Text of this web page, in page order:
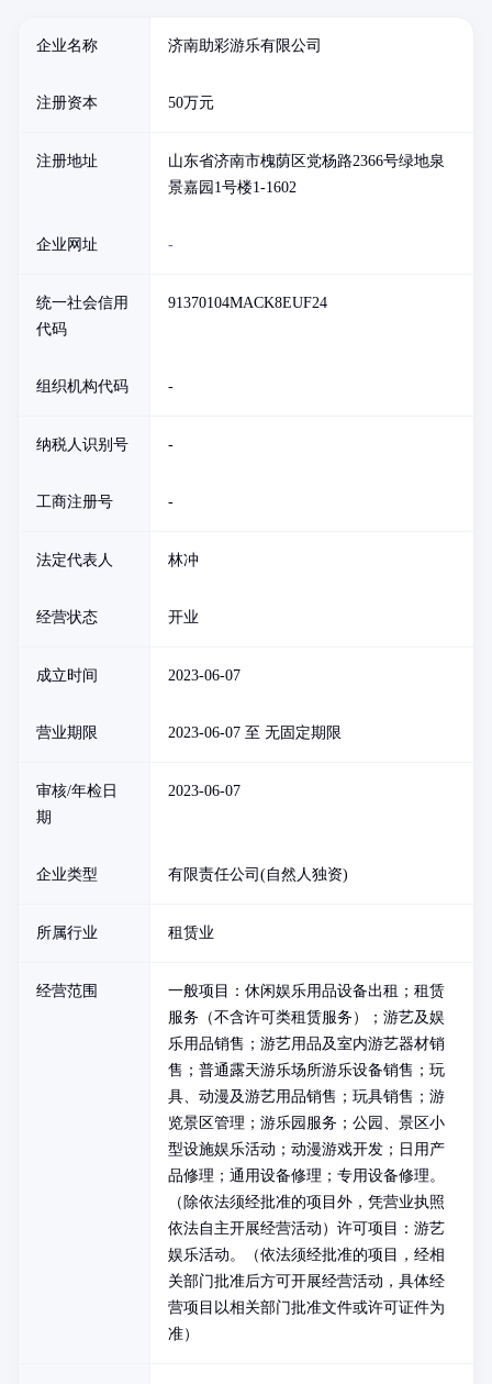
企业名称 济南助彩游乐有限公司
注册资本 50万元
注册地址
山东省济南市槐荫区党杨路2366号绿地泉
景嘉园1号楼1-1602
企业网址 -
统一社会信用
代码
91370104MACK8EUF24
组织机构代码 -
纳税人识别号 -
工商注册号 -
法定代表人 林冲
经营状态 开业
成立时间 2023-06-07
营业期限 2023-06-07 至 无固定期限
审核/年检日
期
2023-06-07
企业类型 有限责任公司(自然人独资)
所属行业 租赁业
经营范围
一般项目：休闲娱乐用品设备出租；租赁
服务（不含许可类租赁服务）；游艺及娱
乐用品销售；游艺用品及室内游艺器材销
售；普通露天游乐场所游乐设备销售；玩
具、动漫及游艺用品销售；玩具销售；游
览景区管理；游乐园服务；公园、景区小
型设施娱乐活动；动漫游戏开发；日用产
品修理；通用设备修理；专用设备修理。
（除依法须经批准的项目外，凭营业执照
依法自主开展经营活动）许可项目：游艺
娱乐活动。（依法须经批准的项目，经相
关部门批准后方可开展经营活动，具体经
营项目以相关部门批准文件或许可证件为
准）